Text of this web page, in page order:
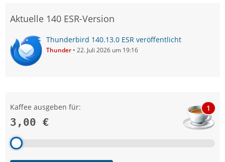
Aktuelle 140 ESR-Version
Thunderbird 140.13.0 ESR veröffentlicht
Thunder 22. Juli 2026 um 19:16
Kaffee ausgeben für:
3,00 €
1